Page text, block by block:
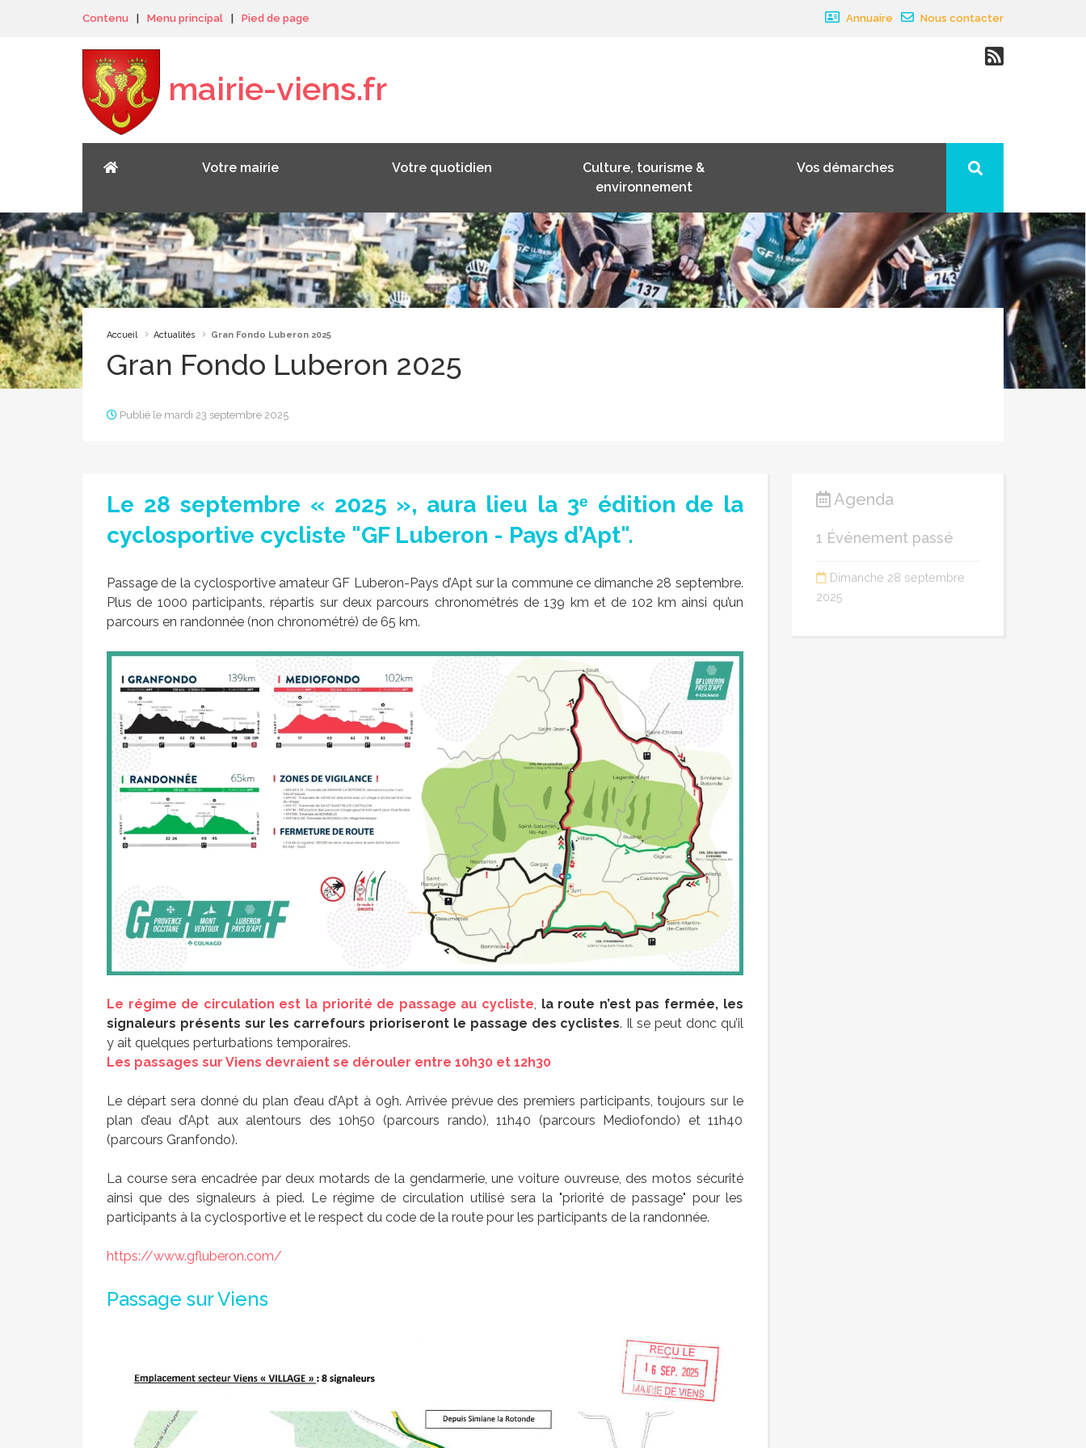
Contenu Menu principal Pied de page Annuaire Nous contacter
mairie-viens.fr
Votre mairie Votre quotidien
Culture, tourisme &
environnement
Vos démarches
×
Accueil Actualités Gran Fondo Luberon 2025
Gran Fondo Luberon 2025
Publié le mardi 23 septembre 2025
Le 28 septembre « 2025 », aura lieu la 3ᵉ édition de la
cyclosportive cycliste "GF Luberon - Pays d’Apt".
Passage de la cyclosportive amateur GF Luberon-Pays d’Apt sur la commune ce dimanche 28 septembre.
Plus de 1000 participants, répartis sur deux parcours chronométrés de 139 km et de 102 km ainsi qu’un
parcours en randonnée (non chronométré) de 65 km.
Le régime de circulation est la priorité de passage au cycliste, la route n’est pas fermée, les
signaleurs présents sur les carrefours prioriseront le passage des cyclistes. Il se peut donc qu’il
y ait quelques perturbations temporaires.
Les passages sur Viens devraient se dérouler entre 10h30 et 12h30
Le départ sera donné du plan d’eau d’Apt à 09h. Arrivée prévue des premiers participants, toujours sur le
plan d’eau d’Apt aux alentours des 10h50 (parcours rando), 11h40 (parcours Mediofondo) et 11h40
(parcours Granfondo).
La course sera encadrée par deux motards de la gendarmerie, une voiture ouvreuse, des motos sécurité
ainsi que des signaleurs à pied. Le régime de circulation utilisé sera la "priorité de passage" pour les
participants à la cyclosportive et le respect du code de la route pour les participants de la randonnée.
https://www.gfluberon.com/
Passage sur Viens
Agenda
1 Événement passé
Dimanche 28 septembre
2025